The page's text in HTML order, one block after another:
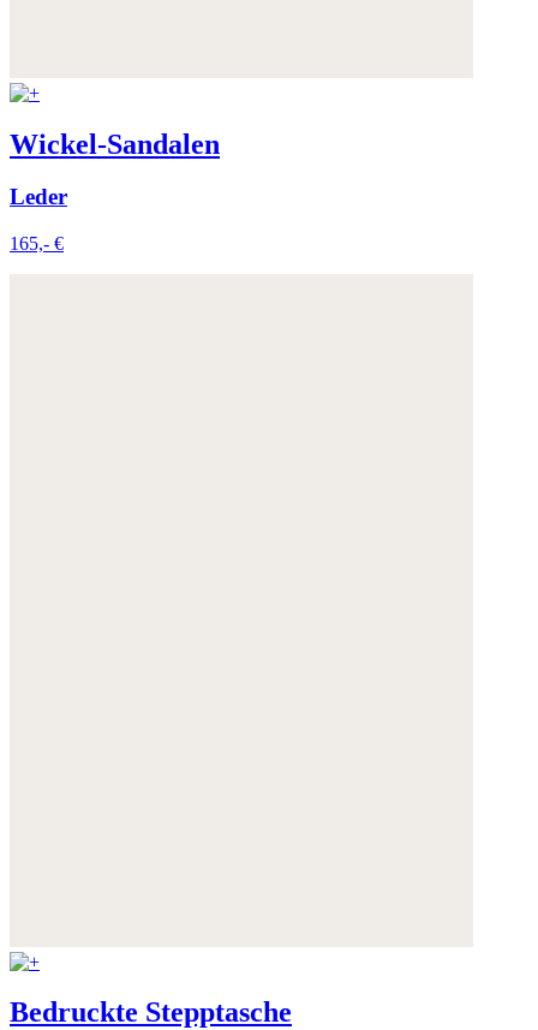
Wickel-Sandalen
Leder
165,- €
Bedruckte Stepptasche